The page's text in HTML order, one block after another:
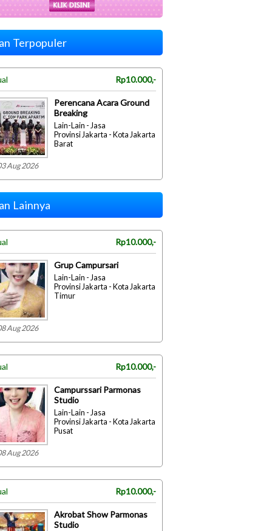
Terpopuler
Rp10.000,-
Aug 2026
Perencana Acara Ground
Breaking
Lain-Lain - Jasa
Provinsi Jakarta - Kota Jakarta
Barat
Lainnya
Rp10.000,-
Aug 2026
Grup Campursari
Lain-Lain - Jasa
Provinsi Jakarta - Kota Jakarta
Timur
Rp10.000,-
Aug 2026
Campurssari Parmonas
Studio
Lain-Lain - Jasa
Provinsi Jakarta - Kota Jakarta
Pusat
Rp10.000,-
Akrobat Show Parmonas
Studio